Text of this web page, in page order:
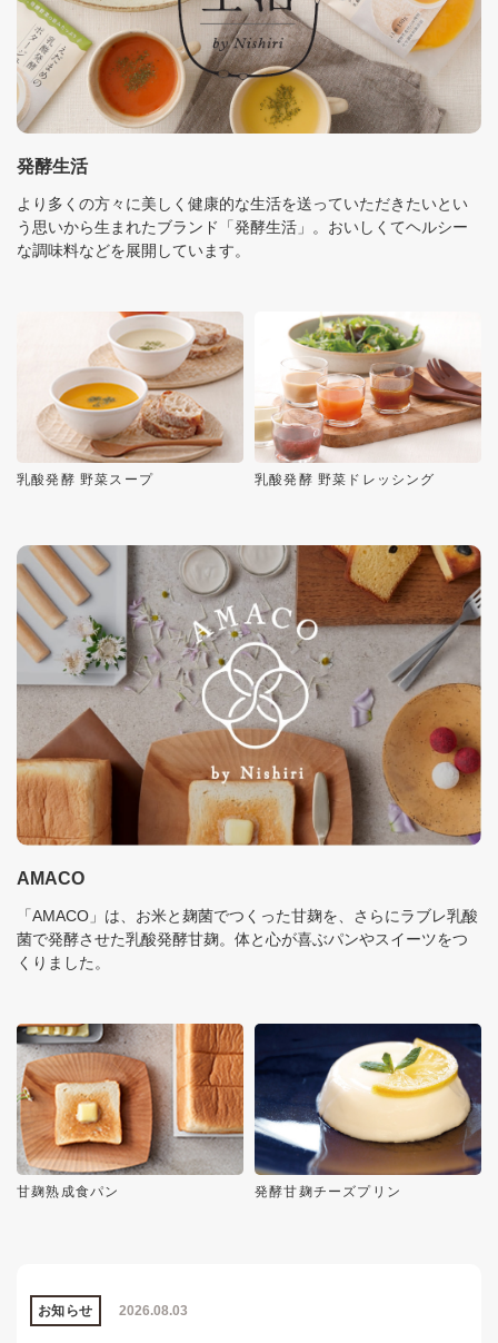
発酵生活
より多くの方々に美しく健康的な生活を送っていただきたいとい
う思いから生まれたブランド「発酵生活」。おいしくてヘルシー
な調味料などを展開しています。
乳酸発酵 野菜スープ 乳酸発酵 野菜ドレッシング
AMACO
「AMACO」は、お米と麹菌でつくった甘麹を、さらにラブレ乳酸
菌で発酵させた乳酸発酵甘麹。体と心が喜ぶパンやスイーツをつ
くりました。
甘麹熟成食パン 発酵甘麹チーズプリン
2026.08.03
お知らせ